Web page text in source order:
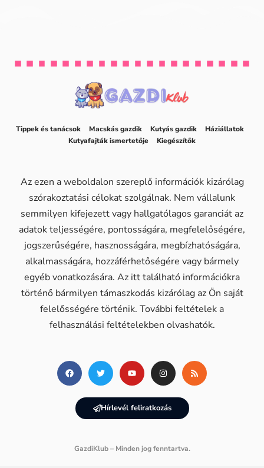
Tippek és tanácsok Macskás gazdik Kutyás gazdik
Háziállatok
Kutyafajták ismertetője
Kiegészítők
Az ezen a weboldalon szereplő információk kizárólag
szórakoztatási célokat szolgálnak. Nem vállalunk
semmilyen kifejezett vagy hallgatólagos garanciát az
adatok teljességére, pontosságára, megfelelőségére,
jogszerűségére, hasznosságára, megbízhatóságára,
alkalmasságára, hozzáférhetőségére vagy bármely
egyéb vonatkozására. Az itt található információkra
történő bármilyen támaszkodás kizárólag az Ön saját
felelősségére történik. További feltételek a
felhasználási feltételekben olvashatók.
Hírlevél feliratkozás
GazdiKlub – Minden jog fenntartva.